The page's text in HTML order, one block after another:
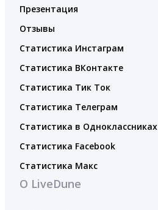
Презентация
Отзывы
Статистика Инстаграм
Статистика ВКонтакте
Статистика Тик Ток
Статистика Телеграм
Статистика в Одноклассниках
Статистика Facebook
Статистика Макс
О LiveDune